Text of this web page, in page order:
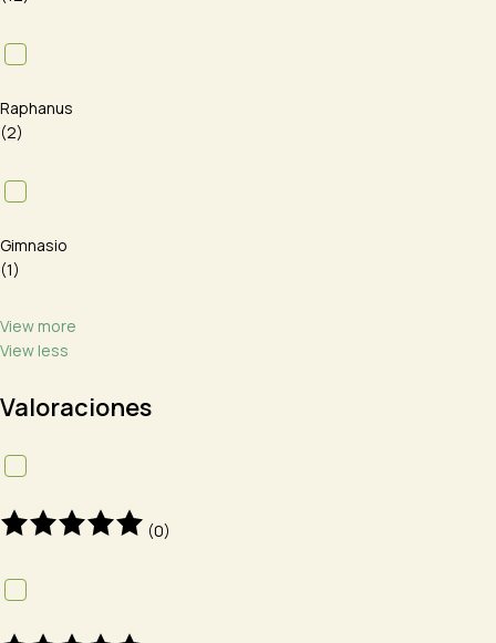
Raphanus
(2)
Gimnasio
(1)
View more
View less
Valoraciones
(0)